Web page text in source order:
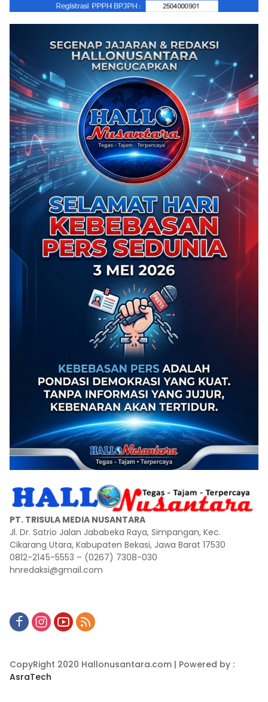
PT. TRISULA MEDIA NUSANTARA
Jl. Dr. Satrio Jalan Jababeka Raya, Simpangan, Kec.
Cikarang Utara, Kabupaten Bekasi, Jawa Barat 17530
0812-2145-5553 – (0267) 7308-030
hnredaksi@gmail.com
CopyRight 2020 Hallonusantara.com | Powered by :
AsraTech